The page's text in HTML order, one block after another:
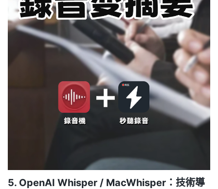
5. OpenAI Whisper / MacWhisper：技術導